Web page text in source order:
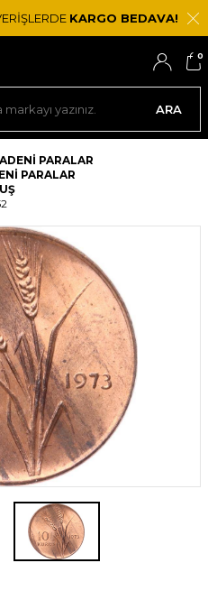
KARGO BEDAVA!
ARA
0
PARALAR
PARALAR